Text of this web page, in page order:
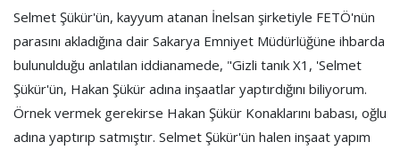
Selmet Şükür'ün, kayyum atanan İnelsan şirketiyle FETÖ'nün
parasını akladığına dair Sakarya Emniyet Müdürlüğüne ihbarda
bulunulduğu anlatılan iddianamede, "Gizli tanık X1, 'Selmet
Şükür'ün, Hakan Şükür adına inşaatlar yaptırdığını biliyorum.
Örnek vermek gerekirse Hakan Şükür Konaklarını babası, oğlu
adına yaptırıp satmıştır. Selmet Şükür'ün halen inşaat yapım